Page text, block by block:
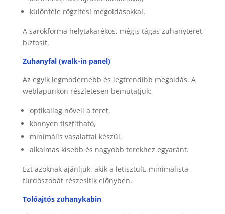
különféle rögzítési megoldásokkal.
A sarokforma helytakarékos, mégis tágas zuhanyteret
biztosít.
Zuhanyfal (walk-in panel)
Az egyik legmodernebb és legtrendibb megoldás. A
weblapunkon részletesen bemutatjuk:
optikailag növeli a teret,
könnyen tisztítható,
minimális vasalattal készül,
alkalmas kisebb és nagyobb terekhez egyaránt.
Ezt azoknak ajánljuk, akik a letisztult, minimalista
fürdőszobát részesítik előnyben.
Tolóajtós zuhanykabin